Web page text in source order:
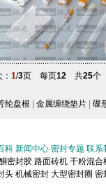
1/3页 每页12 共25个
纶盘根 金属缠绕垫片 碟
科 新闻中心 密封专题 联系
密封胶 路面砖机 干粉混合
头 机械密封 大型密封圈 密